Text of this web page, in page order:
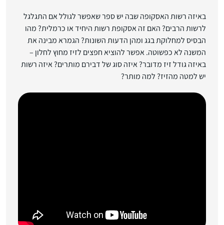
באיזה רשות האסקופה שבה יש ספר שאפשר לגולל אם התגלגל
לרשות הרבים? האם זה אסקופת רשות היחיד או כרמלית? מהו
הבסיס למחלוקת בגג ומהן הדעות השונות? הגמרא מבינה את
המשנה לא כפשוטה. אפשר להוציא חפצים לזיז מחוץ לחלון –
באיזה גודל זיז מדובר? איזה סוג של דבירם מותרים? איזה רשות
יש למטה מהזיז? למה מותר?